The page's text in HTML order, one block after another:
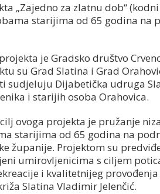
„Zajedno za zlatnu dob“ (kodni
starijima od 65 godina na
je Gradsko društvo
su Grad Slatina i Grad
sudjeluju Dijabetička udruga
i starijih osoba Orahovica.
ovoga projekta je pružanje
starijima od 65 godina na
županije. Projektom su
umirovljenicima s ciljem
i kvalitetnijeg
Slatina Vladimir Jelenčić.